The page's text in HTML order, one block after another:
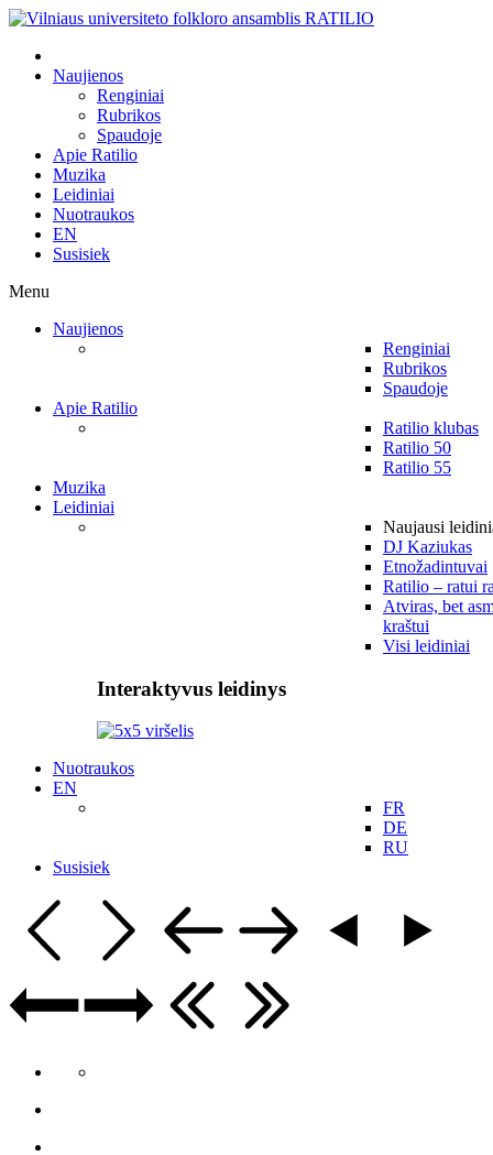
Naujienos
Renginiai
Rubrikos
Spaudoje
Apie Ratilio
Muzika
Leidiniai
Nuotraukos
EN
Susisiek
Menu
Naujienos
Renginiai
Rubrikos
Spaudoje
Apie Ratilio
Ratilio klubas
Ratilio 50
Ratilio 55
Muzika
Leidiniai
Naujausi
DJ Kaziukas
Etnožadintuvai
Ratilio – ratui
Atviras, bet
kraštui
Visi leidiniai
Interaktyvus leidinys
Nuotraukos
EN
FR
DE
RU
Susisiek